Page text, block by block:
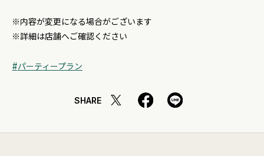
※内容が変更になる場合がございます
※詳細は店舗へご確認ください
パーティープラン
SHARE